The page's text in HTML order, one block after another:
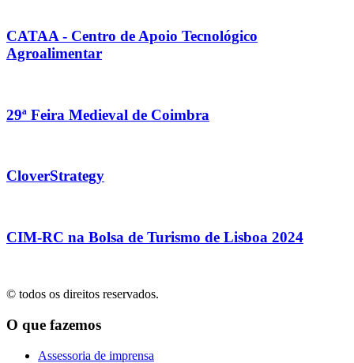
CATAA - Centro de Apoio Tecnológico
Agroalimentar
29ª Feira Medieval de Coimbra
CloverStrategy
CIM-RC na Bolsa de Turismo de Lisboa 2024
© todos os direitos reservados.
O que fazemos
Assessoria de imprensa